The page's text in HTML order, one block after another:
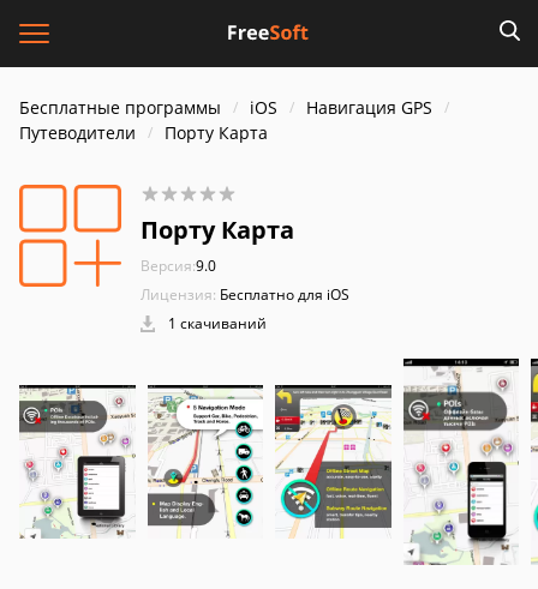
Бесплатные программы iOS
Навигация GPS
Путеводители
Порту Карта
Порту Карта
Версия:9.0
Лицензия: Бесплатно для iOS
1 скачиваний